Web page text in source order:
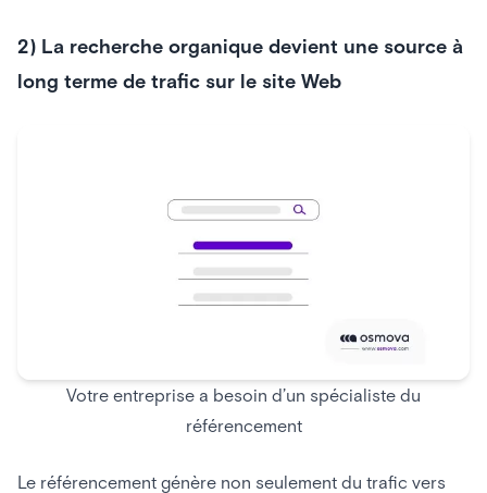
2) La recherche organique devient une source à
long terme de trafic sur le site Web
Votre entreprise a besoin d’un spécialiste du
référencement
Le référencement génère non seulement du trafic vers